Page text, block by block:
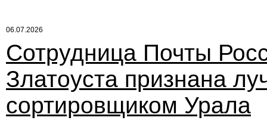
06.07.2026
Сотрудница Почты
Златоуста признана
сортировщиком Урала